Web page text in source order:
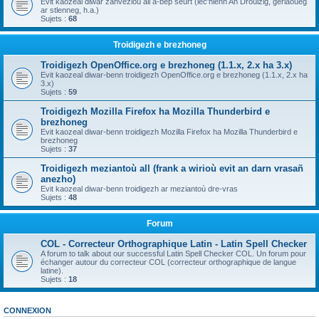
ar stlenneg, h.a.)
Sujets : 68
Troidigezh e brezhoneg
Troidigezh OpenOffice.org e brezhoneg (1.1.x, 2.x ha 3.x)
Evit kaozeal diwar-benn troidigezh OpenOffice.org e brezhoneg (1.1.x, 2.x ha
3.x)
Sujets : 59
Troidigezh Mozilla Firefox ha Mozilla Thunderbird e
brezhoneg
Evit kaozeal diwar-benn troidigezh Mozilla Firefox ha Mozilla Thunderbird e
brezhoneg
Sujets : 37
Troidigezh meziantoù all (frank a wirioù evit an darn vrasañ
anezho)
Evit kaozeal diwar-benn troidigezh ar meziantoù dre-vras
Sujets : 48
Forum
COL - Correcteur Orthographique Latin - Latin Spell Checker
A forum to talk about our successful Latin Spell Checker COL. Un forum pour
échanger autour du correcteur COL (correcteur orthographique de langue
latine).
Sujets : 18
CONNEXION